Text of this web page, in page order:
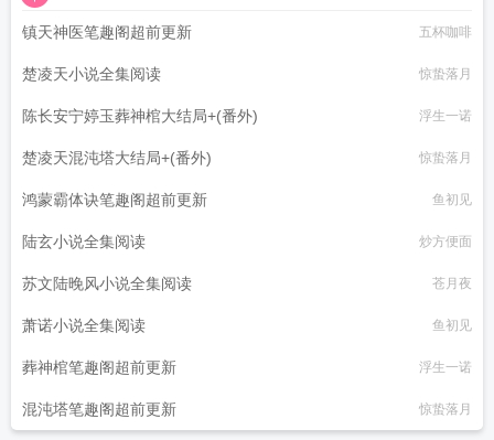
镇天神医笔趣阁超前更新 五杯咖啡
楚凌天小说全集阅读 惊蛰落月
陈长安宁婷玉葬神棺大结局+(番外) 浮生一诺
楚凌天混沌塔大结局+(番外) 惊蛰落月
鸿蒙霸体诀笔趣阁超前更新 鱼初见
陆玄小说全集阅读 炒方便面
苏文陆晚风小说全集阅读 苍月夜
萧诺小说全集阅读 鱼初见
葬神棺笔趣阁超前更新 浮生一诺
混沌塔笔趣阁超前更新 惊蛰落月